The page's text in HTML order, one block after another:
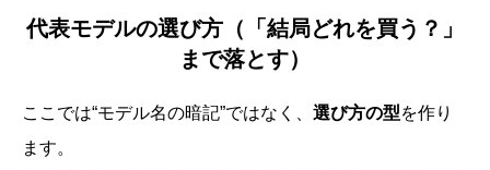
代表モデルの選び方（「結局どれを買う？」
まで落とす）
ここでは“モデル名の暗記”ではなく、 選び方の型を作り
ます。